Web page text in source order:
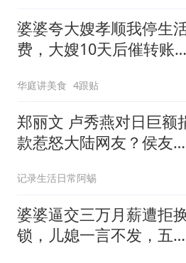
婆婆夸大嫂孝顺我停生
费，大嫂10天后催转账，
华庭讲美食 4跟贴
郑丽文 卢秀燕对日巨额
款惹怒大陆网友？侯友宜
记录生活日常阿蜴
婆婆逼交三万月薪遭拒
锁，儿媳一言不发，五天